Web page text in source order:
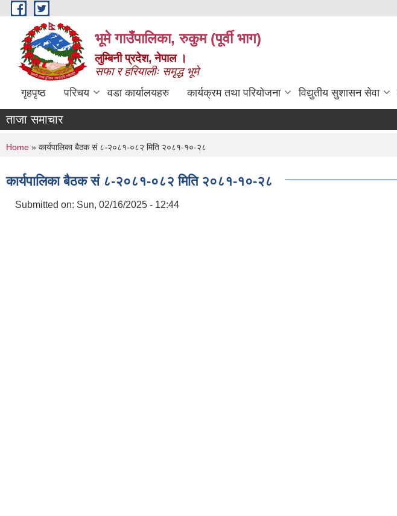
Skip to main content
भूमे गाउँपालिका, रुकुम (पूर्वी भाग)
लुम्बिनी प्रदेश, नेपाल ।
सफा र हरियालीः समृद्ध भूमे
गृहपृष्ठ परिचय वडा कार्यालयहरु कार्यक्रम तथा परियोजना विद्युतीय सुशासन सेवा
ताजा समाचार
You are here
Home » कार्यपालिका बैठक सं ८-२०८१-०८२ मिति २०८१-१०-२८
कार्यपालिका बैठक सं ८-२०८१-०८२ मिति २०८१-१०-२८
Submitted on: Sun, 02/16/2025 - 12:44